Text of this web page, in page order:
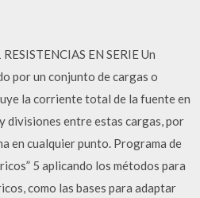
EN SERIE Un
por un conjunto de cargas o
la corriente total de la fuente en
divisiones entre estas cargas, por
en cualquier punto. Programa de
5 aplicando los métodos para
como las bases para adaptar